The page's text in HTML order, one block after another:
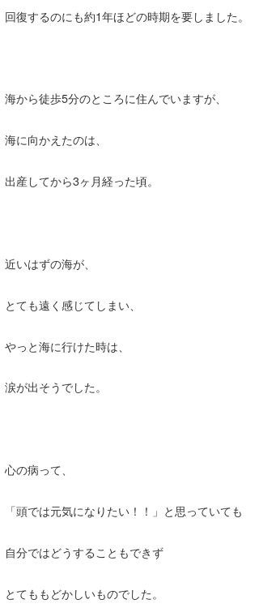
回復するのにも約1年ほどの時期を要しました。
海から徒歩5分のところに住んでいますが、
海に向かえたのは、
出産してから3ヶ月経った頃。
近いはずの海が、
とても遠く感じてしまい、
やっと海に行けた時は、
涙が出そうでした。
心の病って、
「頭では元気になりたい！！」と思っていても
自分ではどうすることもできず
とてももどかしいものでした。
wanda
banpaku
Romisea